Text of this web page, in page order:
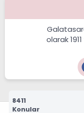
olarak
8411
Konular